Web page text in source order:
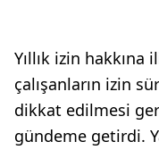
Yıllık izin hakkına
çalışanların izin
dikkat edilmesi
gündeme getirdi.